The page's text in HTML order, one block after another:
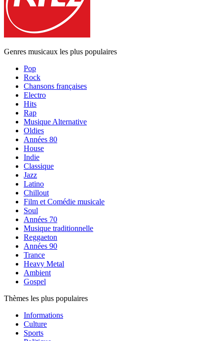
Genres musicaux les plus populaires
Pop
Rock
Chansons françaises
Electro
Hits
Rap
Musique Alternative
Oldies
Années 80
House
Indie
Classique
Jazz
Latino
Chillout
Film et Comédie musicale
Soul
Années 70
Musique traditionnelle
Reggaeton
Années 90
Trance
Heavy Metal
Ambient
Gospel
Thèmes les plus populaires
Informations
Culture
Sports